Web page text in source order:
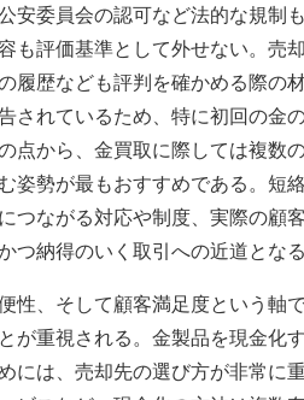
安委員会の認可など法的な規制
も評価基準として外せない。売
履歴なども評判を確かめる際の
されているため、特に初回の金
点から、金買取に際しては複数
姿勢が最もおすすめである。短
つながる対応や制度、実際の顧
つ納得のいく取引への近道となる
性、そして顧客満足度という軸
が重視される。金製品を現金化
には、売却先の選び方が非常に